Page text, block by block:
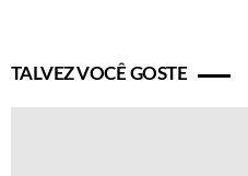
TALVEZ VOCÊ GOSTE